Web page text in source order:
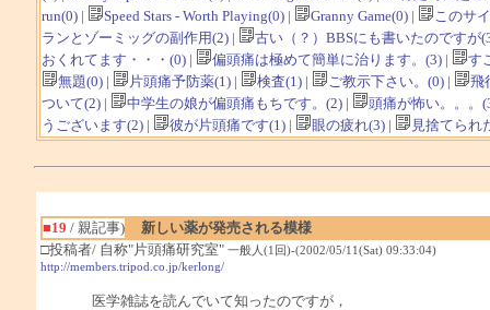
run(0)| Speed Stars - Worth Playing(0)| Granny Game(0)|
このサ
ランとゾーミッグの副作用(2)|
古い（？）BBSにも書いたのですが
おくれてます・・・(0)| 偏頭痛は極めて簡単に治ります。(3)|
す
無題(0)| 片頭痛予防薬(1)| 検査(1)| ご教示下さい。(0)|
飛
ついて(2)| 中学生の娘が偏頭痛もちです。(2)|
頭痛が怖い。。。
うございます(2)| 彼が片頭痛です(1)| 眼の疲れ(3)| 見捨てられ
■19 / 親記事)
新しい薬が発売される模様
□投稿者/ 自称"片頭痛研究室" 一般人(1回)-(2002/05/11(Sat) 09:33:04)
http://members.tripod.co.jp/kerlong/
医学雑誌を読んでいて知ったのですが，